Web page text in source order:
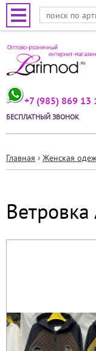
+7 (985) 869 13
БЕСПЛАТНЫЙ ЗВОНОК
здесь
Главная › Женская